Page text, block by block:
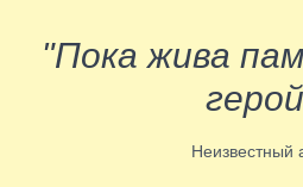
"Пока жива
Неизвестный